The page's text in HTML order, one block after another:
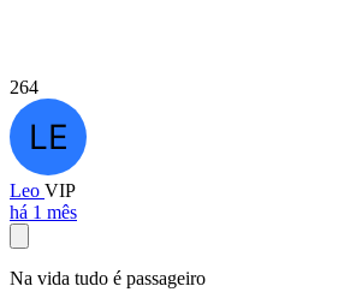
264
Leo VIP
há 1 mês
Na vida tudo é passageiro